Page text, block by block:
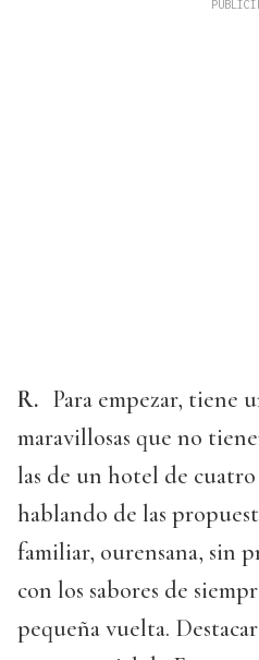
R. Para empezar, tiene
maravillosas que no
las de un hotel de cuatro
hablando de las
familiar, ourensana, sin
con los sabores de
pequeña vuelta.